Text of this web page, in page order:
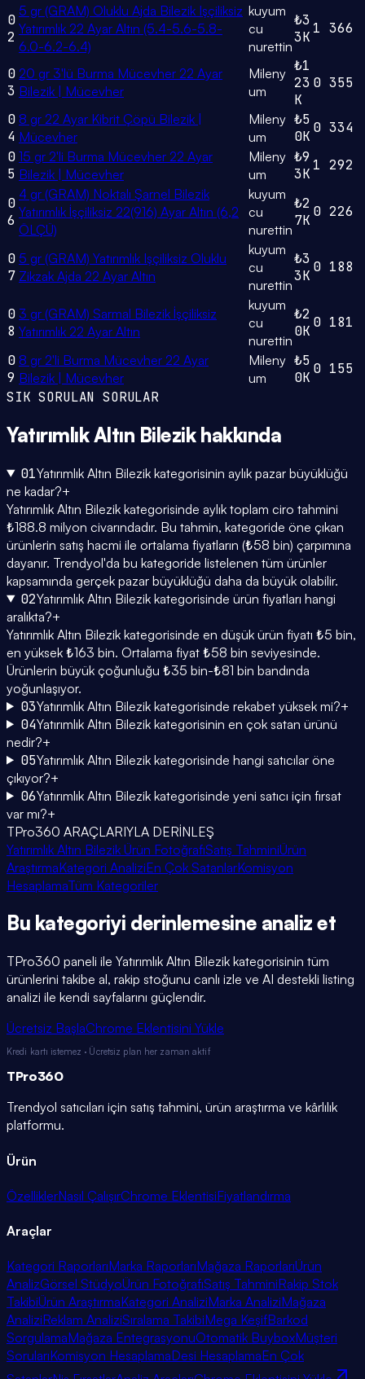
0
2
5 gr (GRAM) Oluklu Ajda Bilezik Işçiliksiz
Yatırımlık 22 Ayar Altın (5.4-5.6-5.8-
6.0-6.2-6.4)
kuyum
cu
nurettin
₺3
3K
1 366
0
3
20 gr 3'lü Burma Mücevher 22 Ayar
Bilezik | Mücevher
Mileny
um
₺1
23
K
0 355
0
4
8 gr 22 Ayar Kibrit Çöpü Bilezik |
Mücevher
Mileny
um
₺5
0K
0 334
0
5
15 gr 2'li Burma Mücevher 22 Ayar
Bilezik | Mücevher
Mileny
um
₺9
3K
1 292
0
6
4 gr (GRAM) Noktalı Şarnel Bilezik
Yatırımlık İşçiliksiz 22(916) Ayar Altın (6,2
ÖLÇÜ)
kuyum
cu
nurettin
₺2
7K
0 226
0
7
5 gr (GRAM) Yatırımlık Işçiliksiz Oluklu
Zikzak Ajda 22 Ayar Altın
kuyum
cu
nurettin
₺3
3K
0 188
0
8
3 gr (GRAM) Sarmal Bilezik İşçiliksiz
Yatırımlık 22 Ayar Altın
kuyum
cu
nurettin
₺2
0K
0 181
0
9
8 gr 2'li Burma Mücevher 22 Ayar
Bilezik | Mücevher
Mileny
um
₺5
0K
0 155
SIK SORULAN SORULAR
Yatırımlık Altın Bilezikhakkında
01Yatırımlık Altın Bilezik kategorisinin aylık pazar büyüklüğü
ne kadar?+
Yatırımlık Altın Bilezik kategorisinde aylık toplam ciro tahmini
₺188.8 milyon civarındadır. Bu tahmin, kategoride öne çıkan
ürünlerin satış hacmi ile ortalama fiyatların (₺58 bin) çarpımına
dayanır. Trendyol'da bu kategoride listelenen tüm ürünler
kapsamında gerçek pazar büyüklüğü daha da büyük olabilir.
02Yatırımlık Altın Bilezik kategorisinde ürün fiyatları hangi
aralıkta?+
Yatırımlık Altın Bilezik kategorisinde en düşük ürün fiyatı ₺5 bin,
en yüksek ₺163 bin. Ortalama fiyat ₺58 bin seviyesinde.
Ürünlerin büyük çoğunluğu ₺35 bin-₺81 bin bandında
yoğunlaşıyor.
03Yatırımlık Altın Bilezik kategorisinde rekabet yüksek mi?+
04Yatırımlık Altın Bilezik kategorisinin en çok satan ürünü
nedir?+
05Yatırımlık Altın Bilezik kategorisinde hangi satıcılar öne
çıkıyor?+
06Yatırımlık Altın Bilezik kategorisinde yeni satıcı için fırsat
var mı?+
TPro360 ARAÇLARIYLA DERİNLEŞ
Yatırımlık Altın Bilezik Ürün FotoğrafıSatış TahminiÜrün
AraştırmaKategori AnaliziEn Çok SatanlarKomisyon
HesaplamaTüm Kategoriler
Bu kategoriyi derinlemesine analiz et
TPro360 paneli ile Yatırımlık Altın Bilezik kategorisinin tüm
ürünlerini takibe al, rakip stoğunu canlı izle ve AI destekli listing
analizi ile kendi sayfalarını güçlendir.
Ücretsiz BaşlaChrome Eklentisini Yükle
Kredi kartı istemez · Ücretsiz plan her zaman aktif
TPro360
Trendyol satıcıları için satış tahmini, ürün araştırma ve kârlılık
platformu.
Ürün
ÖzelliklerNasıl ÇalışırChrome EklentisiFiyatlandırma
Araçlar
Kategori RaporlarıMarka RaporlarıMağaza RaporlarıÜrün
AnalizGörsel StüdyoÜrün FotoğrafıSatış TahminiRakip Stok
TakibiÜrün AraştırmaKategori AnaliziMarka AnaliziMağaza
AnaliziReklam AnaliziSıralama TakibiMega KeşifBarkod
SorgulamaMağaza EntegrasyonuOtomatik BuyboxMüşteri
SorularıKomisyon HesaplamaDesi HesaplamaEn Çok